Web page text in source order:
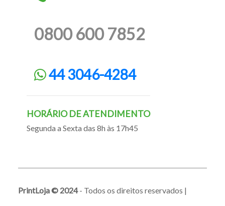
0800 600 7852
44 3046-4284
HORÁRIO DE ATENDIMENTO
Segunda a Sexta das 8h às 17h45
PrintLoja © 2024- Todos os direitos reservados |